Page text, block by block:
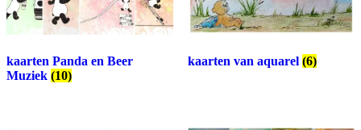
kaarten Panda en Beer
Muziek (10)
kaarten van aquarel (6)